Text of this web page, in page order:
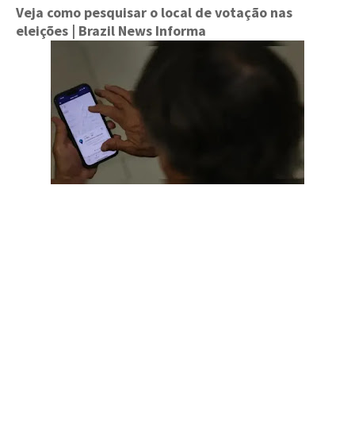
Veja como pesquisar o local de votação nas
eleições | Brazil News Informa